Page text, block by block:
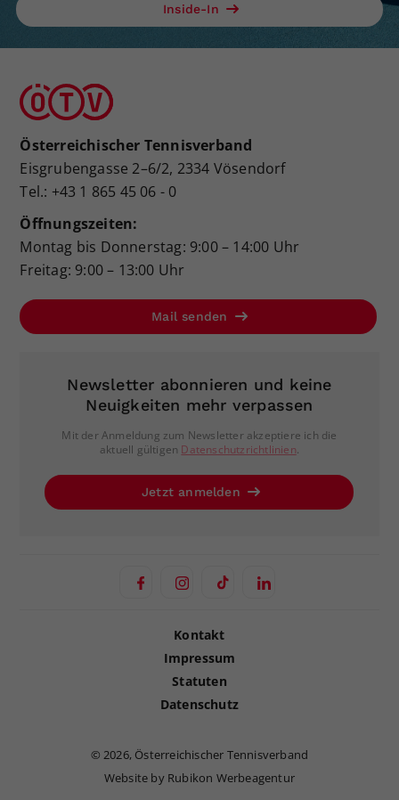
Inside-In
Österreichischer Tennisverband
Eisgrubengasse 2–6/2, 2334 Vösendorf
Tel.: +43 1 865 45 06 - 0
Öffnungszeiten:
Montag bis Donnerstag: 9:00 – 14:00 Uhr
Freitag: 9:00 – 13:00 Uhr
Mail senden
Newsletter abonnieren und keine
Neuigkeiten mehr verpassen
Mit der Anmeldung zum Newsletter akzeptiere ich die
aktuell gültigen Datenschutzrichtlinien.
Jetzt anmelden
Kontakt
Impressum
Statuten
Datenschutz
©2026, Österreichischer Tennisverband
Website by Rubikon Werbeagentur